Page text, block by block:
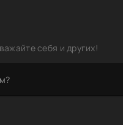
BDRip
1.46 GB
WEB-
себя и других!